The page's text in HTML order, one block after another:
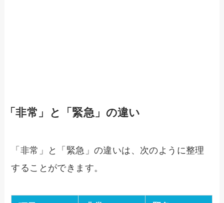
「非常」と「緊急」の違い
「非常」と「緊急」の違いは、次のように整理
することができます。